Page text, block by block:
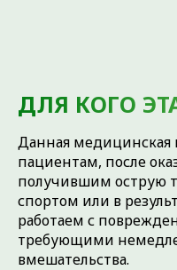
ДЛЯ КОГО
Данная
пациентам, после
получившим острую
спортом или в
работаем с
требующими
вмешательства.